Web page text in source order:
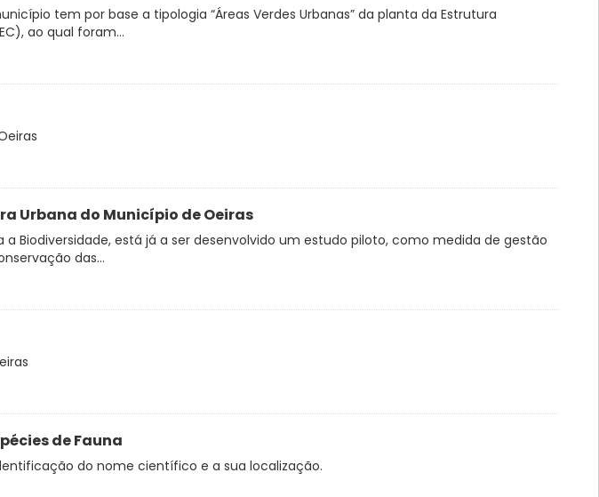
tem por base a tipologia “Áreas Verdes Urbanas” da planta da Estrutura
ao qual foram...
Urbana do Município de Oeiras
a Biodiversidade, está já a ser desenvolvido um estudo piloto, como medida de gestão
das...
de Fauna
do nome científico e a sua localização.